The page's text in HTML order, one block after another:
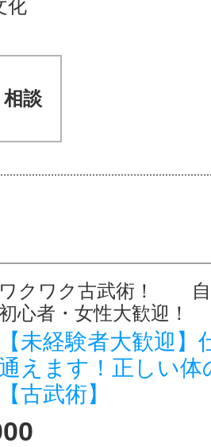
化
相談
ワクワク古武術！
心者・女性大歓迎！
【未経験者大歓迎】
通えます！正しい体
【古武術】